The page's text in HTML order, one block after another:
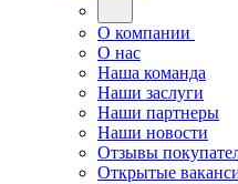
О компании
О нас
Наша команда
Наши заслуги
Наши партнеры
Наши новости
Отзывы
Открытые